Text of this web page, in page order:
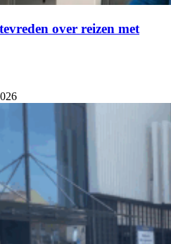
over reizen met